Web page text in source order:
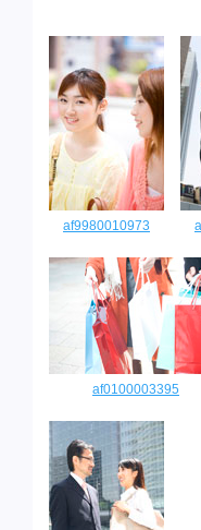
af9980010973
af0100003395